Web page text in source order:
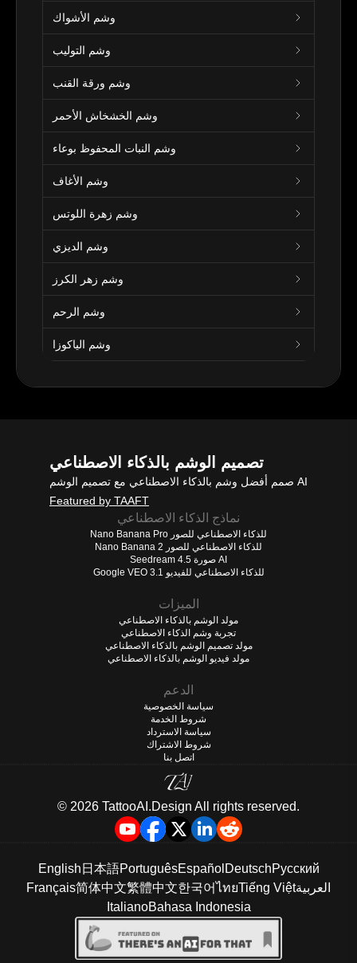
وشم الأشواك
وشم التوليب
وشم ورقة القنب
وشم الخشخاش الأحمر
وشم النبات المحفوظ بوعاء
وشم الأغاف
وشم زهرة اللوتس
وشم الديزي
وشم زهر الكرز
وشم الرحم
وشم الياكوزا
تصميم الوشم بالذكاء الاصطناعي
صمم أفضل وشم بالذكاء الاصطناعي مع تصميم الوشم AI
Featured by TAAFT
نماذج الذكاء الاصطناعي
Nano Banana Pro للذكاء الاصطناعي للصور
Nano Banana 2 للذكاء الاصطناعي للصور
Seedream 4.5 صورة AI
Google VEO 3.1 للذكاء الاصطناعي للفيديو
الميزات
مولد الوشم بالذكاء الاصطناعي
تجربة وشم الذكاء الاصطناعي
مولد تصميم الوشم بالذكاء الاصطناعي
مولد فيديو الوشم بالذكاء الاصطناعي
الدعم
سياسة الخصوصية
شروط الخدمة
سياسة الاسترداد
شروط الاشتراك
اتصل بنا
©️ 2026 TattooAI.Design All rights reserved.
English 日本語PortuguêsEspañol DeutschРусский
Français简体中文繁體中文한국어ไทยTiếng Việtالعربية
ItalianoBahasa Indonesia